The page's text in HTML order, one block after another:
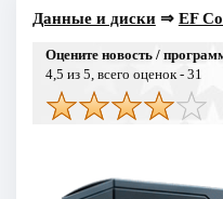
Данные и диски⇒ EF
Оцените новость /
4,5 из 5, всего оценок - 31